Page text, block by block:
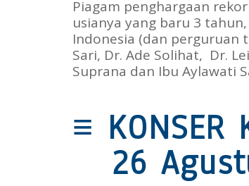
Piagam penghargaan
usianya yang baru 3
Indonesia (dan perguruan
Sari, Dr. Ade Solihat, Dr.
Suprana dan Ibu Aylawati
≡ KONSER
26